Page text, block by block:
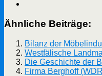
Ähnliche Beiträge:
Bilanz der
Westfälische
Die Geschichte der
Firma Berghoff